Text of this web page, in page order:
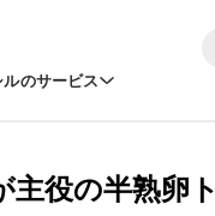
のサービス
主役の半熟卵